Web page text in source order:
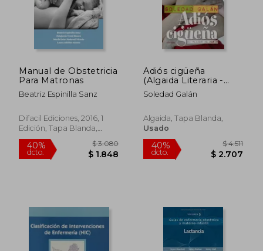
30%
dcto.
$ 1.766
$ 1.236
40%
dcto. $
Manual de Obstetricia
Para Matronas
Beatriz Espinilla Sanz
Difacil Ediciones, 2016, 1
Edición, Tapa Blanda,
Nuevo
Adiós cigüeña
(Algaida Literaria -
Questiones)
Soledad Galán
Algaida, Tapa Blanda,
Usado